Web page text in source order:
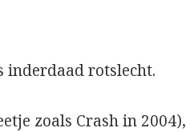
inderdaad rotslecht.
zoals Crash in 2004),